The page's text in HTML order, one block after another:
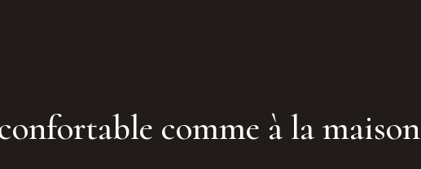
comme à la maison